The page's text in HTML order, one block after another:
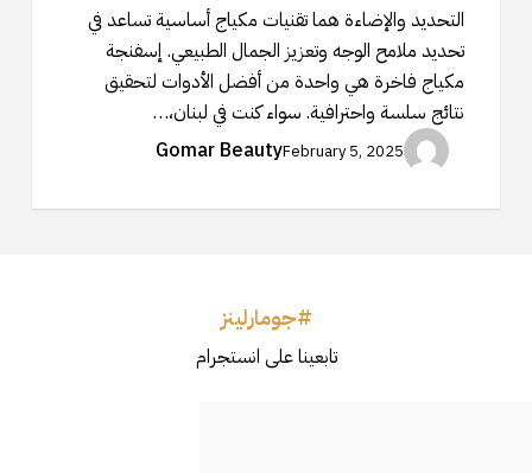
التحديد والإضاءة هما تقنيات مكياج أساسية تساعد في
تحديد ملامح الوجه وتعزيز الجمال الطبيعي. إسفنجة
مكياج فاخرة هي واحدة من أفضل الأدوات لتحقيق
نتائج سلسة واحترافية. سواء كنت في لبنان،…
Gomar BeautyFebruary 5, 2025
#جومارلينز
تابعينا على انستجرام